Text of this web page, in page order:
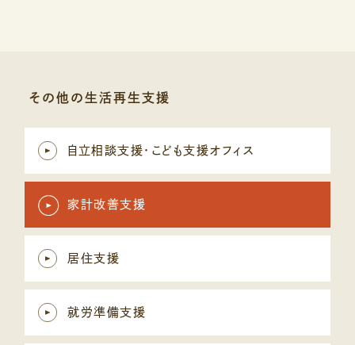
その他の生活再生支援
自立相談支援・こども支援オフィス
家計改善支援
居住支援
就労準備支援